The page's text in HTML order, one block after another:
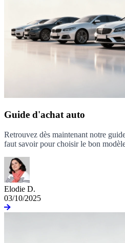
Guide d'achat auto
Retrouvez dès maintenant notre
faut savoir pour choisir le bon
Elodie D.
03/10/2025